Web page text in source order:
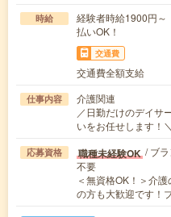
時給
経験者時給1900円
払いOK！
交通費
交通費全額支給
仕事内容
介護関連
／日勤だけのデイサ
いをお任せします！
応募資格 職種未経験OK / ブ
不要
＜無資格OK！＞介
の方も大歓迎です！